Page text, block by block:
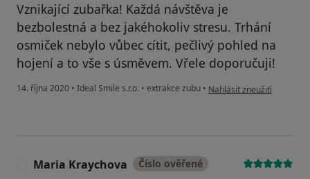
Vznikající zubařka! Každá návštěva je
bezbolestná a bez jakéhokoliv stresu. Trhání
osmiček nebylo vůbec cítit, pečlivý pohled na
hojení a to vše s úsměvem. Vřele doporučuji!
14. října 2020 • Ideal Smile s.r.o. • extrakce zubu • podle názoru uživatele
Nahlásit zneužití
Maria Kraychova Číslo ověřené